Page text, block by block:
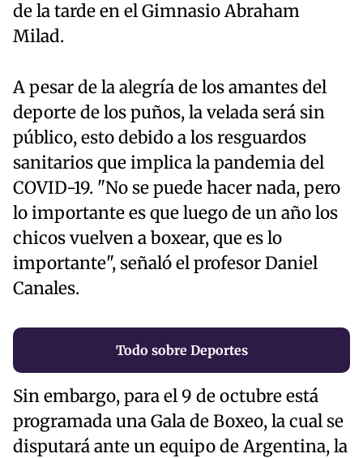
de la tarde en el Gimnasio Abraham
Milad.
A pesar de la alegría de los amantes del
deporte de los puños, la velada será sin
público, esto debido a los resguardos
sanitarios que implica la pandemia del
COVID-19. "No se puede hacer nada, pero
lo importante es que luego de un año los
chicos vuelven a boxear, que es lo
importante", señaló el profesor Daniel
Canales.
Todo sobre Deportes
Sin embargo, para el 9 de octubre está
programada una Gala de Boxeo, la cual se
disputará ante un equipo de Argentina, la